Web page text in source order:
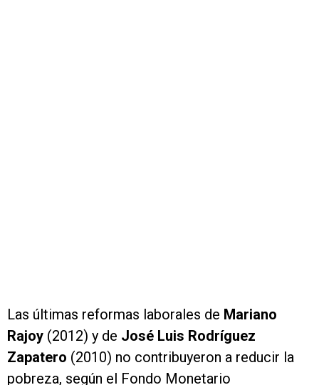
Las últimas reformas laborales de Mariano
Rajoy (2012) y de José Luis Rodríguez
Zapatero (2010) no contribuyeron a reducir la
pobreza, según el Fondo Monetario